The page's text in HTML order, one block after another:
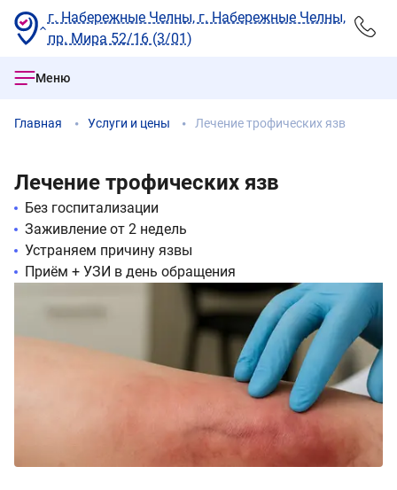
г. Набережные Челны, г. Набережные Челны,
пр. Мира 52/16 (3/01)
Меню
Главная Услуги и цены Лечение трофических язв
Лечение трофических язв
Без госпитализации
Заживление от 2 недель
Устраняем причину язвы
Приём + УЗИ в день обращения